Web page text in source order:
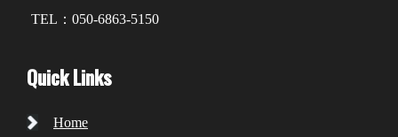
TEL：050-6863-5150
Quick Links
Home